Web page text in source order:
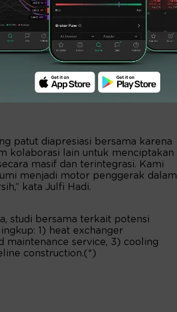
patut diapresiasi bersama karena
kolaborasi lain untuk menciptakan
masif dan terintegrasi. Kami
menjadi motor penggerak dalam
kata Julfi Hadi.
studi bersama terkait potensi
1) heat exchanger
maintenance service, 3) cooling
construction.(*)